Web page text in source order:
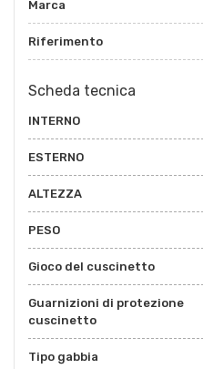
Marca
Riferimento
Scheda tecnica
INTERNO
ESTERNO
ALTEZZA
PESO
Gioco del cuscinetto
Guarnizioni di protezione
cuscinetto
Tipo gabbia